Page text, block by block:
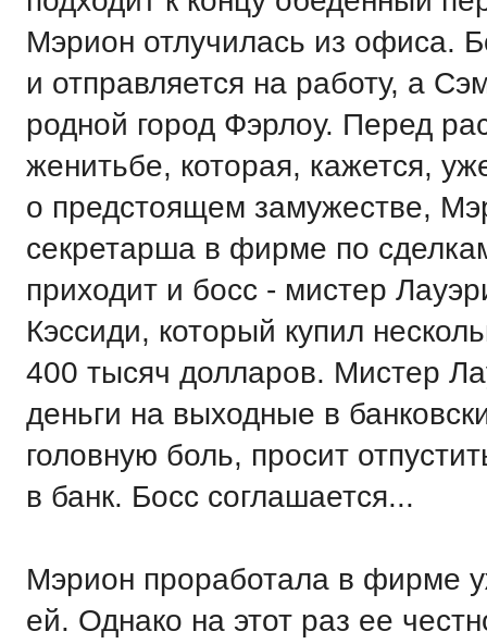
Мэрион отлучилась из офиса.
и отправляется на работу, а
родной город Фэрлоу. Перед
женитьбе, которая, кажется,
о предстоящем замужестве,
секретарша в фирме по
приходит и босс - мистер
Кэссиди, который купил
400 тысяч долларов. Мистер
деньги на выходные в
головную боль, просит
в банк. Босс соглашается...
Мэрион проработала в фирме
ей. Однако на этот раз ее